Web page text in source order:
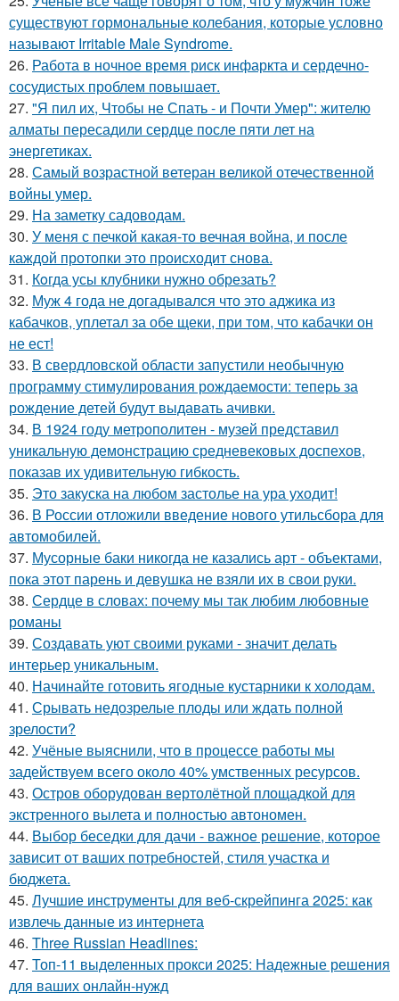
существуют гормональные колебания, которые условно
называют Irritable Male Syndrome.
26. Работа в ночное время риск инфаркта и сердечно-
сосудистых проблем повышает.
27. "Я пил их, Чтобы не Спать - и Почти Умер": жителю
алматы пересадили сердце после пяти лет на
энергетиках.
28. Самый возрастной ветеран великой отечественной
войны умер.
29. На заметку садоводам.
30. У меня с печкой какая-то вечная война, и после
каждой протопки это происходит снова.
31. Кoгда усы клубники нужно обрезать?
32. Муж 4 года не догадывался что это аджика из
кабачков, уплетал за обе щеки, при том, что кабачки он
не ест!
33. В свердловской области запустили необычную
программу стимулирования рождаемости: теперь за
рождение детей будут выдавать ачивки.
34. В 1924 году метрополитен - музей представил
уникальную демонстрацию средневековых доспехов,
показав их удивительную гибкость.
35. Это закуска на любом застолье на ура уходит!
36. В России отложили введение нового утильсбора для
автомобилей.
37. Мусорные баки никогда не казались арт - объектами,
пока этот парень и девушка не взяли их в свои руки.
38. Сердце в словах: почему мы так любим любовные
романы
39. Создавать уют своими руками - значит делать
интерьер уникальным.
40. Начинайте готовить ягодные кустарники к холодам.
41. Срывать недозрелые плоды или ждать полной
зрелости?
42. Учёные выяснили, что в процессе работы мы
задействуем всего около 40% умственных ресурсов.
43. Остров оборудован вертолётной площадкой для
экстренного вылета и полностью автономен.
44. Выбор беседки для дачи - важное решение, которое
зависит от ваших потребностей, стиля участка и
бюджета.
45. Лучшие инструменты для веб-скрейпинга 2025: как
извлечь данные из интернета
46. Three Russian Headlines:
47. Топ-11 выделенных прокси 2025: Надежные решения
для ваших онлайн-нужд